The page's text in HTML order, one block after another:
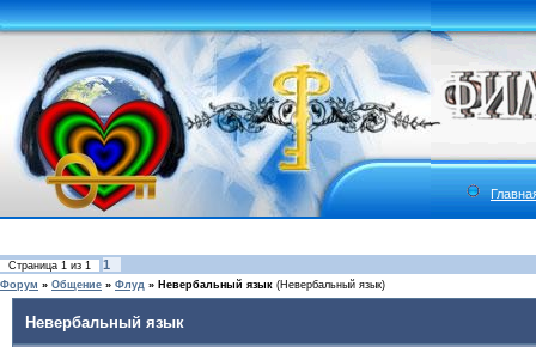
Страница 1 из 1 1
Форум » Общение » Флуд » Невербальный язык (Невербальный язык)
Невербальный язык